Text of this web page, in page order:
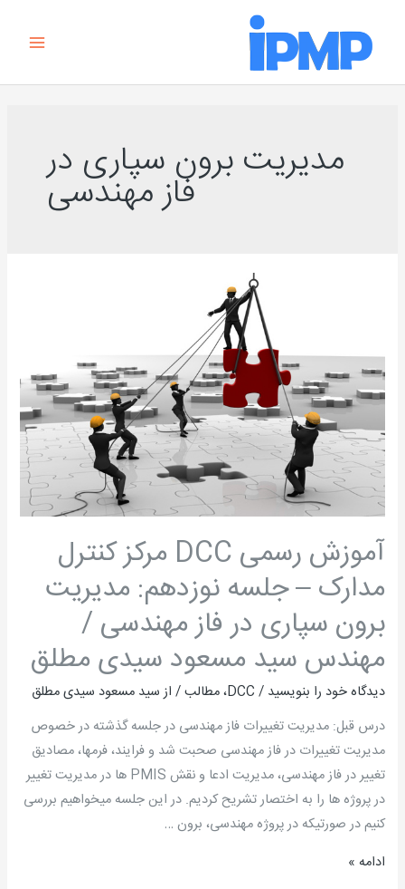
مدیریت برون سپاری در
فاز مهندسی
آموزش رسمی DCC مرکز کنترل
مدارک – جلسه نوزدهم: مدیریت
برون سپاری در فاز مهندسی /
مهندس سید مسعود سیدی مطلق
دیدگاه‌ خود را بنویسید /
DCC،مطالب/ ازسید مسعود سیدی مطلق
درس قبل: مدیریت تغییرات فاز مهندسی در جلسه گذشته در خصوص
مدیریت تغییرات در فاز مهندسی صحبت شد و فرایند، فرمها، مصادیق
تغییر در فاز مهندسی، مدیریت ادعا و نقش PMIS ها در مدیریت تغییر
در پروژه ها را به اختصار تشریح کردیم. در این جلسه می­خواهیم بررسی
کنیم در صورتیکه در پروژه مهندسی، برون …
مرکز
کنترل
مدارک
–
جلسه
نوزدهم:
مدیریت
سپاری
فاز
مهندسی
/
مهندس
سید
مسعود
سیدی
مطلق
ادامه »